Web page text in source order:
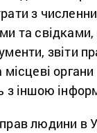
з
та
звіти
з іншою
людини в